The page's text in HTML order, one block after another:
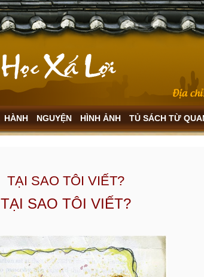
HÀNH NGUYỆN HÌNH ẢNH TỦ SÁCH TỪ
TẠI SAO TÔI VIẾT?
TẠI SAO TÔI VIẾT?